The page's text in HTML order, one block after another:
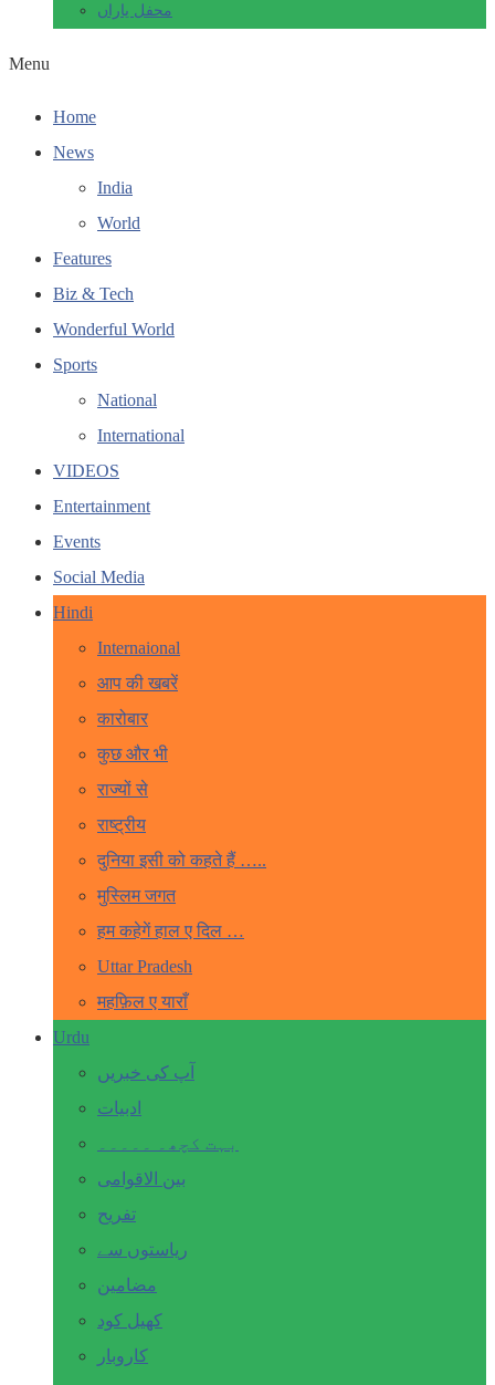
محفل یاراں
Menu
Home
News
India
World
Features
Biz & Tech
Wonderful World
Sports
National
International
VIDEOS
Entertainment
Events
Social Media
Hindi
Internaional
आप की खबरें
कारोबार
कुछ और भी
राज्यों से
राष्ट्रीय
दुनिया इसी को कहते हैं …..
मुस्लिम जगत
हम कहेगें हाल ए दिल …
Uttar Pradesh
महफ़िल ए याराँ
Urdu
آپ کی خبریں
ادبیات
بہت کچھ۔ ۔۔۔۔۔
بین الاقوامی
تفریح
ریاستوں سے
مضامین
کھیل کود
کاروبار